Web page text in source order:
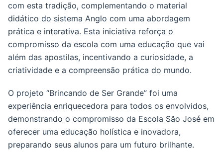
com esta tradição, complementando o material
didático do sistema Anglo com uma abordagem
prática e interativa. Esta iniciativa reforça o
compromisso da escola com uma educação que vai
além das apostilas, incentivando a curiosidade, a
criatividade e a compreensão prática do mundo.
O projeto “Brincando de Ser Grande” foi uma
experiência enriquecedora para todos os envolvidos,
demonstrando o compromisso da Escola São José em
oferecer uma educação holística e inovadora,
preparando seus alunos para um futuro brilhante.